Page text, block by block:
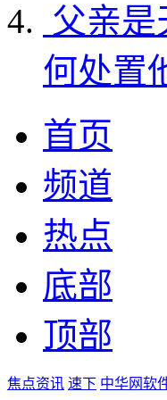
父亲
何处置
首页
频道
热点
底部
顶部
焦点资讯 速下 中华网软